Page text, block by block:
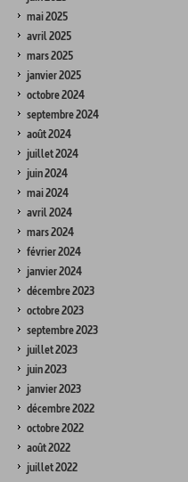
mai 2025
avril 2025
mars 2025
janvier 2025
octobre 2024
septembre 2024
août 2024
juillet 2024
juin 2024
mai 2024
avril 2024
mars 2024
février 2024
janvier 2024
décembre 2023
octobre 2023
septembre 2023
juillet 2023
juin 2023
janvier 2023
décembre 2022
octobre 2022
août 2022
juillet 2022